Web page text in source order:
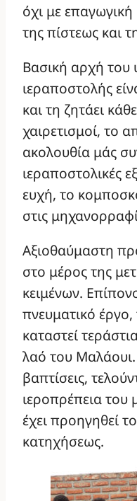
όχι με
της πίστεως και
Βασική αρχή του
ιεραποστολής
και τη ζητάει
χαιρετισμοί, το
ακολουθία μάς
ιεραποστολικές
ευχή, το
στις
Αξιοθαύμαστη
στο μέρος της
κειμένων.
πνευματικό έργο,
καταστεί
λαό του
βαπτίσεις,
ιεροπρέπεια του
έχει προηγηθεί
κατηχήσεως.